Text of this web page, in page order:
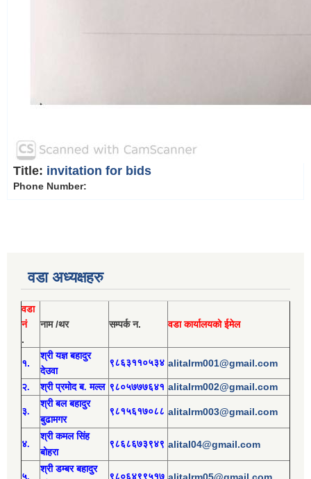
Title: invitation for bids
Phone Number:
वडा अध्यक्षहरु
वडा
नं
.
नाम /थर सम्पर्क न. वडा कार्यालयको ईमेल
१.
श्री यज्ञ बहादुर
देउवा
९८६३११०५३४ alitalrm001@gmail.com
२. श्रीप्रमोदब. मल्ल ९८०५७७७६४१ alitalrm002@gmail.com
३.
श्रीबल बहादुर
बुढामगर
९८१५६१७०८८ alitalrm003@gmail.com
४.
श्री कमल सिंह
बोहरा
९८६८६७३९४९ alital04@gmail.com
५.
श्री डम्बर बहादुर
९८०६४९९५१७ alitalrm05@gmail.com